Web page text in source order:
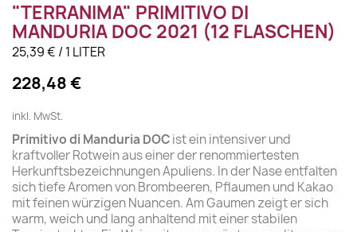
"TERRANIMA" PRIMITIVO DI
MANDURIA DOC 2021 (12 FLASCHEN)
25,39 € / 1 LITER
228,48 €
inkl. MwSt.
Primitivo di Manduria DOCist ein intensiver und
kraftvoller Rotwein aus einer der renommiertesten
Herkunftsbezeichnungen Apuliens. In der Nase entfalten
sich tiefe Aromen von Brombeeren, Pflaumen und Kakao
mit feinen würzigen Nuancen. Am Gaumen zeigt er sich
warm, weich und lang anhaltend mit einer stabilen